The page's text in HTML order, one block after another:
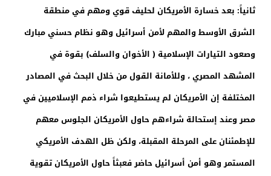
ثانياً: بعد خسارة الأمريكان لحليف قوي ومهم في منطقة
الشرق الأوسط والمهم لأمن أسرائيل وهو نظام حسني مبارك
وصعود التيارات الإسلامية ( الأخوان والسلف) بقوة في
المشهد المصري ، وللأمانة القول من خلال البحث في المصادر
المختلفة إن الأمريكان لم يستطيعوا شراء ذمم الإسلاميين في
مصر وعند إستحالة شراءهم حاول الأمريكان الجلوس معهم
للإطمئنان على المرحلة المقبلة، ولكن ظل الهدف الأمريكي
المستمر وهو أمن أسرائيل حاضر فعبثاً حاول الأمريكان تقوية